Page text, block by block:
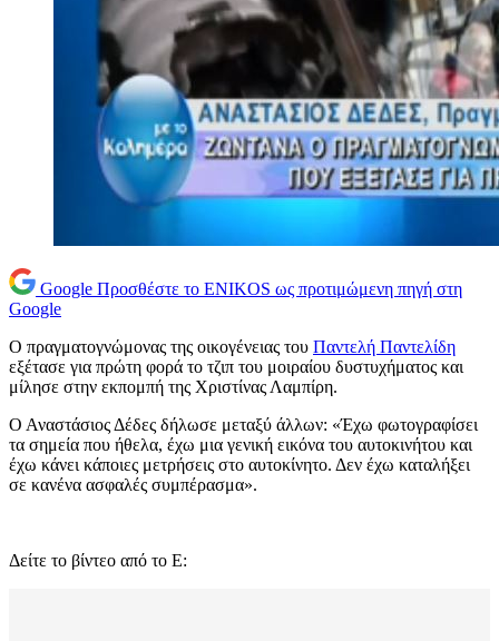
Google Προσθέστε το ENIKOS ως προτιμώμενη πηγή στη
Google
O πραγματογνώμονας της οικογένειας του Παντελή Παντελίδη
εξέτασε για πρώτη φορά το τζιπ του μοιραίου δυστυχήματος και
μίλησε στην εκπομπή της Χριστίνας Λαμπίρη.
Ο Αναστάσιος Δέδες δήλωσε μεταξύ άλλων: «Έχω φωτογραφίσει
τα σημεία που ήθελα, έχω μια γενική εικόνα του αυτοκινήτου και
έχω κάνει κάποιες μετρήσεις στο αυτοκίνητο. Δεν έχω καταλήξει
σε κανένα ασφαλές συμπέρασμα».
Δείτε το βίντεο από το Ε: